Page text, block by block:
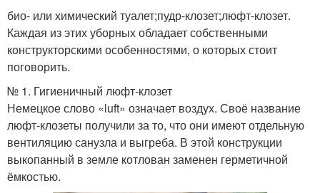
био- или химический туалет;пудр-клозет;люфт-клозет.
Каждая из этих уборных обладает собственными
конструкторскими особенностями, о которых стоит
поговорить.
№ 1. Гигиеничный люфт-клозет
Немецкое слово «luft» означает воздух. Своё название
люфт-клозеты получили за то, что они имеют отдельную
вентиляцию санузла и выгреба. В этой конструкции
выкопанный в земле котлован заменен герметичной
ёмкостью.